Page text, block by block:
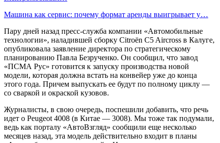
Машина как сервис: почему формат аренды выигрывает у…
Пару дней назад пресс-служба компании «Автомобильные
технологии», наладившей сборку Citroёn C5 Aircross в Калуге,
опубликовала заявление директора по стратегическому
планированию Павла Безрученко. Он сообщил, что завод
«ПСМА Рус» готовится к запуску производства новой
модели, которая должна встать на конвейер уже до конца
этого года. Причем выпускать ее будут по полному циклу —
со сваркой и окраской кузовов.
Журналисты, в свою очередь, поспешили добавить, что речь
идет о Peugeot 4008 (в Китае — 3008). Мы тоже так подумали,
ведь как порталу «АвтоВзгляд» сообщили еще несколько
месяцев назад, эта модель действительно входит в планы